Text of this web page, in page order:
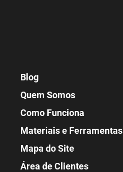
Blog
Quem Somos
Como Funciona
Materiais e Ferramentas
Mapa do Site
Área de Clientes